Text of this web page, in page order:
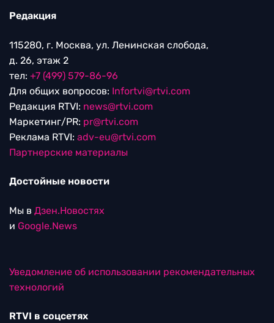
Редакция
115280, г. Москва, ул. Ленинская слобода,
д. 26, этаж 2
тел: +7 (499) 579-86-96
Для общих вопросов: Infortvi@rtvi.com
Редакция RTVI: news@rtvi.com
Маркетинг/PR: pr@rtvi.com
Реклама RTVI: adv-eu@rtvi.com
Партнерские материалы
Достойные новости
Мы в Дзен.Новостях
и Google.News
Уведомление об использовании рекомендательных
технологий
RTVI в соцсетях